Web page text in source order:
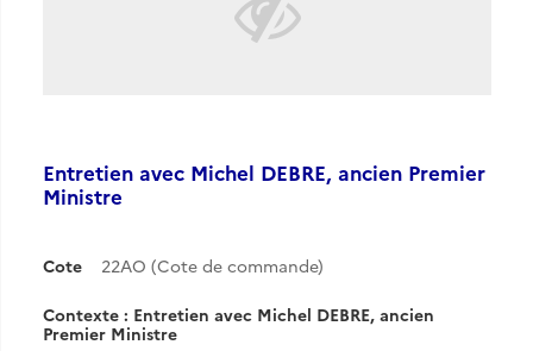
Entretien avec Michel DEBRE, ancien Premier
Ministre
Cote 22AO (Cote de commande)
Contexte : Entretien avec Michel DEBRE, ancien
Premier Ministre